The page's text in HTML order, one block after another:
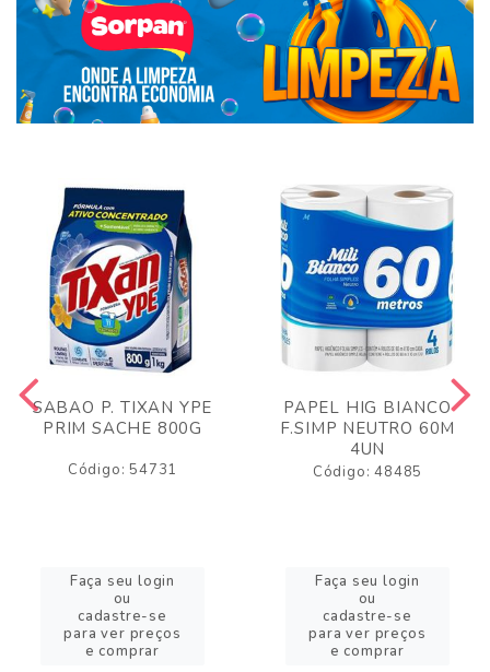
SABAO P. TIXAN YPE
PRIM SACHE 800G
Código: 54731
Faça seu login
ou
cadastre-se
para ver preços
e comprar
PAPEL HIG BIANCO
F.SIMP NEUTRO 60M
4UN
Código: 48485
Faça seu login
ou
cadastre-se
para ver preços
e comprar